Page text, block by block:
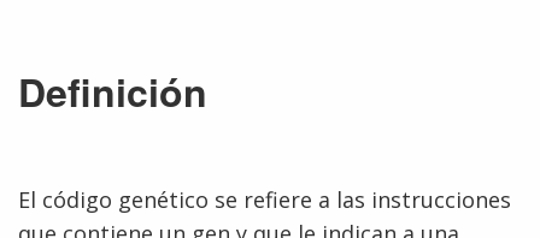
Definición
El código genético se refiere a las instrucciones